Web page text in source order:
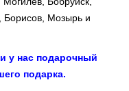
Борисов, Мозырь и
у нас подарочный
подарка.